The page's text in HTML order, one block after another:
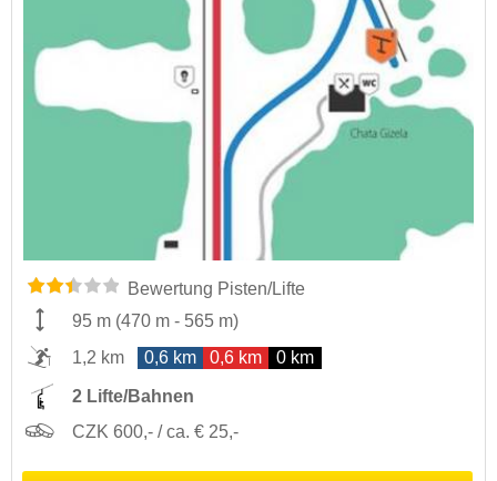
Bewertung Pisten/Lifte
95 m (470 m - 565 m)
1,2 km
0,6 km 0,6 km 0 km
2 Lifte/Bahnen
CZK 600,- / ca. € 25,-